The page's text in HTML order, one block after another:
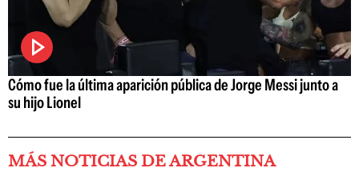
Cómo fue la última aparición pública de Jorge Messi junto a
su hijo Lionel
MÁS NOTICIAS DE ARGENTINA